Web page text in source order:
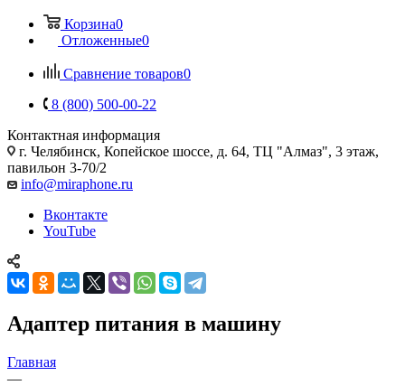
Корзина0
Отложенные0
Сравнение товаров0
8 (800) 500-00-22
Контактная информация
г. Челябинск, Копейское шоссе, д. 64, ТЦ "Алмаз", 3 этаж,
павильон 3-70/2
info@miraphone.ru
Вконтакте
YouTube
Адаптер питания в машину
Главная
—